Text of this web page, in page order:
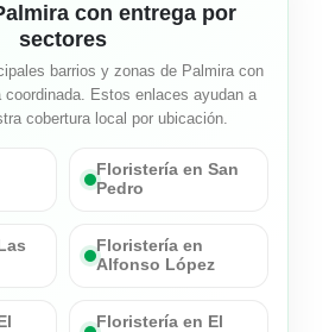
con entrega por
sectores
barrios y zonas de Palmira con
coordinada. Estos enlaces ayudan a
cobertura local por ubicación.
Floristería en San
Pedro
Floristería en
Alfonso López
Floristería en El